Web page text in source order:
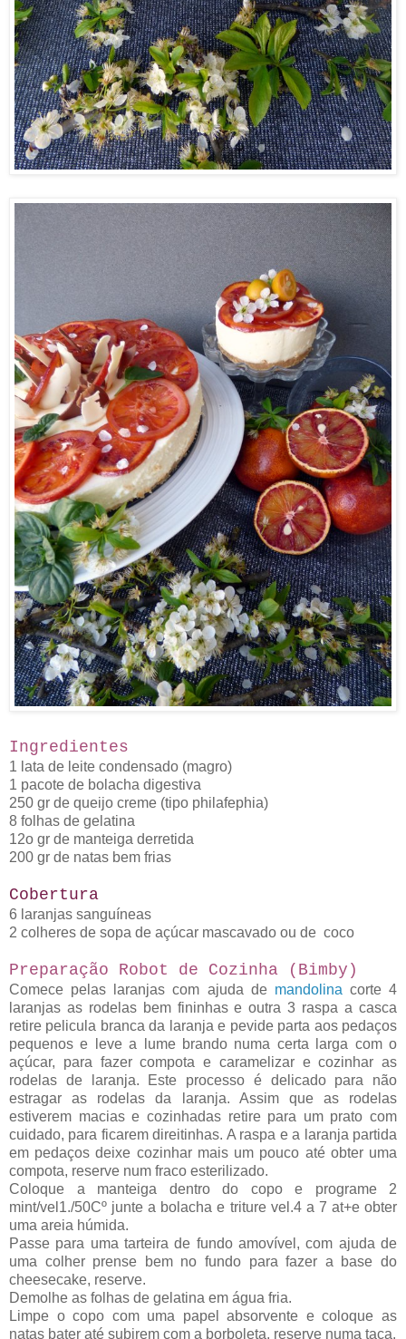
Ingredientes
1 lata de leite condensado (magro)
1 pacote de bolacha digestiva
250 gr de queijo creme (tipo philafephia)
8 folhas de gelatina
12o gr de manteiga derretida
200 gr de natas bem frias
Cobertura
6 laranjas sanguíneas
2 colheres de sopa de açúcar mascavado ou de coco
Preparação Robot de Cozinha (Bimby)
Comece pelas laranjas com ajuda de mandolina corte 4
laranjas as rodelas bem fininhas e outra 3 raspa a casca
retire pelicula branca da laranja e pevide parta aos pedaços
pequenos e leve a lume brando numa certa larga com o
açúcar, para fazer compota e caramelizar e cozinhar as
rodelas de laranja. Este processo é delicado para não
estragar as rodelas da laranja. Assim que as rodelas
estiverem macias e cozinhadas retire para um prato com
cuidado, para ficarem direitinhas. A raspa e a laranja partida
em pedaços deixe cozinhar mais um pouco até obter uma
compota, reserve num fraco esterilizado.
Coloque a manteiga dentro do copo e programe 2
mint/vel1./50Cº junte a bolacha e triture vel.4 a 7 at+e obter
uma areia húmida.
Passe para uma tarteira de fundo amovível, com ajuda de
uma colher prense bem no fundo para fazer a base do
cheesecake, reserve.
Demolhe as folhas de gelatina em água fria.
Limpe o copo com uma papel absorvente e coloque as
natas bater até subirem com a borboleta, reserve numa taça.